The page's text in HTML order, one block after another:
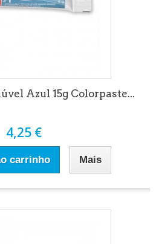
Azul 15g Colorpaste...
4,25 €
carrinho Mais